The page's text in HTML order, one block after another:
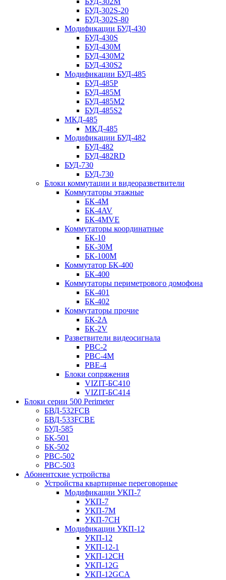
БУД-302S-20
БУД-302S-80
Модификации БУД-430
БУД-430S
БУД-430M
БУД-430M2
БУД-430S2
Модификации БУД-485
БУД-485P
БУД-485М
БУД-485M2
БУД-485S2
МКД-485
МКД-485
Модификации БУД-482
БУД-482
БУД-482RD
БУД-730
БУД-730
Блоки коммутации и видеоразветвители
Коммутаторы этажные
БК-4М
БК-4AV
БК-4МVE
Коммутаторы координатные
БК-10
БК-30М
БК-100М
Коммутатор БК-400
БК-400
Коммутаторы периметрового домофона
БК-401
БК-402
Коммутаторы прочие
БК-2А
БК-2V
Разветвители видеосигнала
РВС-2
РВС-4М
РВЕ-4
Блоки сопряжения
VIZIT-БС410
VIZIT-БС414
Блоки серии 500 Perimeter
БВД-532FCB
БВД-533FCBE
БУД-585
БК-501
БК-502
РВС-502
РВС-503
Абонентские устройства
Устройства квартирные переговорные
Модификации УКП-7
УКП-7
УКП-7М
УКП-7CH
Модификации УКП-12
УКП-12
УКП-12-1
УКП-12CH
УКП-12G
УКП-12GCA